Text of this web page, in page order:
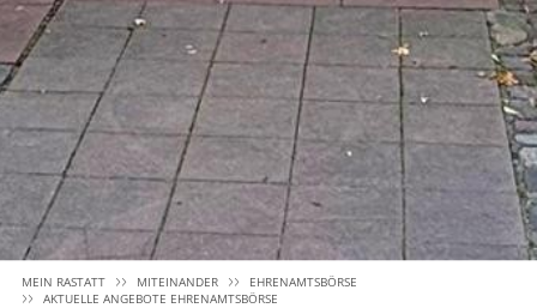
MEIN RASTATT MITEINANDER
EHRENAMTSBÖRSE
AKTUELLE ANGEBOTE EHRENAMTSBÖRSE